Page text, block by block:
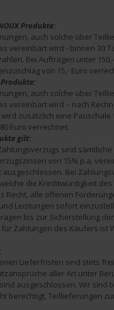
Produkte:
auch solche über
vereinbart wird - binnen 30
Bei Aufträgen unter
von 15,- Euro
Produkte:
auch solche über
vereinbart wird – nach
wird zusätzlich eine
Euro verrechnet.
gilt:
sind
von 15% p.a.
ausgeschlossen. Bei
die Kreditwürdigkeit
Recht, alle offenen
Leistungen sofort
bis zur Sicherstellung
Zahlungen des Käufers ist
Lieferfristen sind stets
aller Art unter
ausgeschlossen. Wir sind
berechtigt, Teillieferungen